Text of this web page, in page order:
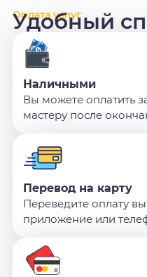
Оплата услуг
Удобный
Наличными
Вы можете оплатить
мастеру после
Перевод на карту
Переведите оплату
приложение или